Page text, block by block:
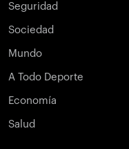
Seguridad
Sociedad
Mundo
A Todo Deporte
Economía
Salud